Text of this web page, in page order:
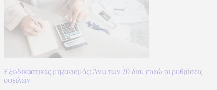
Εξωδικαστικός μηχανισμός: Άνω των 20 δισ. ευρώ οι ρυθμίσεις
οφειλών